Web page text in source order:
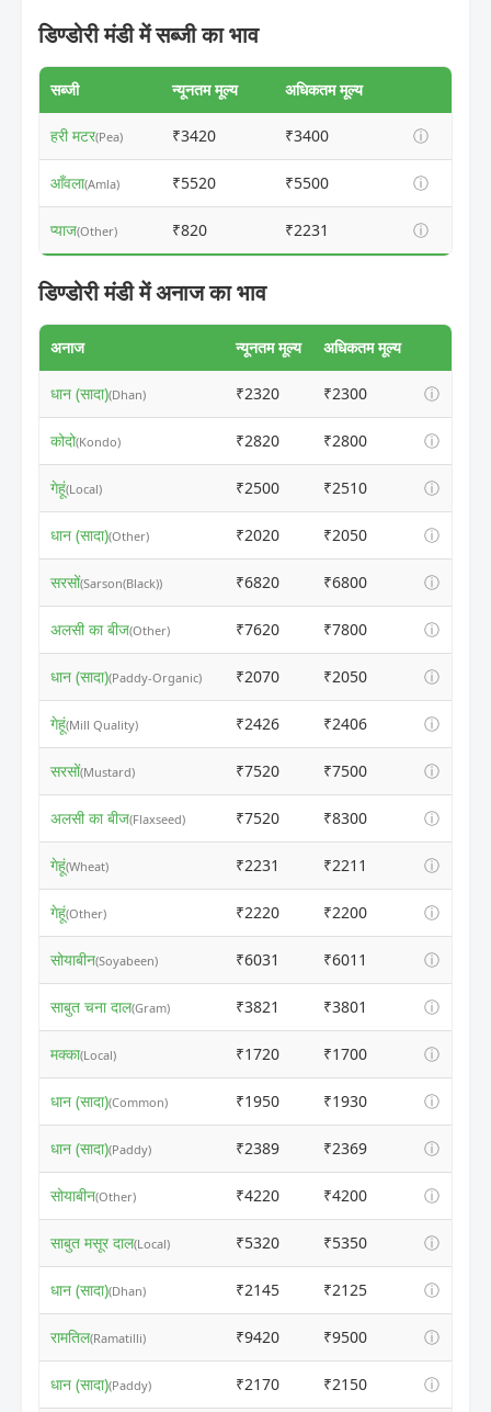
डिण्डोरी मंडी में सब्जी का भाव
सब्जी न्यूनतम मूल्य अधिकतम मूल्य
हरी मटर(Pea) ₹3420 ₹3400 ⓘ
आँवला(Amla) ₹5520 ₹5500 ⓘ
प्याज(Other) ₹820 ₹2231 ⓘ
डिण्डोरी मंडी में अनाज का भाव
अनाज न्यूनतम मूल्य अधिकतम मूल्य
धान (सादा)(Dhan) ₹2320 ₹2300 ⓘ
कोदो(Kondo) ₹2820 ₹2800 ⓘ
गेहूं(Local) ₹2500 ₹2510 ⓘ
धान (सादा)(Other) ₹2020 ₹2050 ⓘ
सरसों(Sarson(Black)) ₹6820 ₹6800 ⓘ
अलसी का बीज(Other) ₹7620 ₹7800 ⓘ
धान (सादा)(Paddy-Organic) ₹2070 ₹2050 ⓘ
गेहूं(Mill Quality) ₹2426 ₹2406 ⓘ
सरसों(Mustard) ₹7520 ₹7500 ⓘ
अलसी का बीज(Flaxseed) ₹7520 ₹8300 ⓘ
गेहूं(Wheat) ₹2231 ₹2211 ⓘ
गेहूं(Other) ₹2220 ₹2200 ⓘ
सोयाबीन(Soyabeen) ₹6031 ₹6011 ⓘ
साबुत चना दाल(Gram) ₹3821 ₹3801 ⓘ
मक्का(Local) ₹1720 ₹1700 ⓘ
धान (सादा)(Common) ₹1950 ₹1930 ⓘ
धान (सादा)(Paddy) ₹2389 ₹2369 ⓘ
सोयाबीन(Other) ₹4220 ₹4200 ⓘ
साबुत मसूर दाल(Local) ₹5320 ₹5350 ⓘ
धान (सादा)(Dhan) ₹2145 ₹2125 ⓘ
रामतिल(Ramatilli) ₹9420 ₹9500 ⓘ
धान (सादा)(Paddy) ₹2170 ₹2150 ⓘ